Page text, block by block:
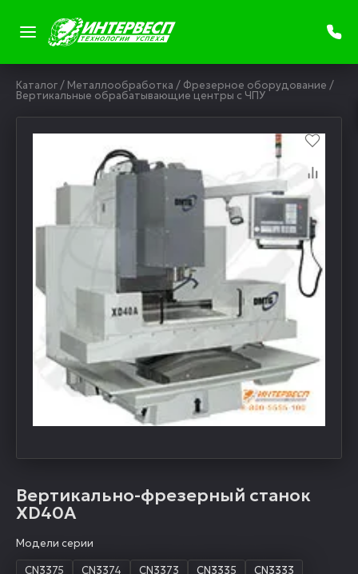
Каталог/ Металлообработка / Фрезерное оборудование /
Вертикальные обрабатывающие центры с ЧПУ
Вертикально-фрезерный станок
XD40A
Модели серии
CN3375
CN3374 CN3373 CN3335
CN3333